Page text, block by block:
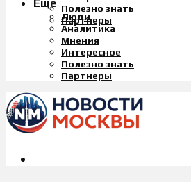
Полезно знать
Партнеры
Еще
Люди
Аналитика
Мнения
Интересное
Полезно знать
Партнеры